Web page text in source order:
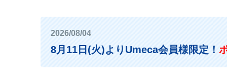
2026/08/04
8月11日(火)よりUmeca会員様限定！